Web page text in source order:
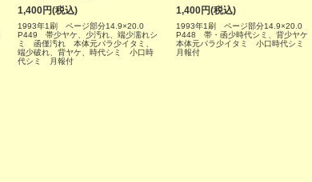
1,400円(税込)
1993年1刷 ページ部分14.9×20.0
P449 帯少ヤケ、少汚れ、端少濡れシ
ミ 函僅汚れ 本体元パラ少イタミ、
端少破れ、背ヤケ、時代シミ 小口時
代シミ 月報付
1,400円(税込)
1993年1刷 ページ部分14.9×20.0
P448 帯・函少時代シミ、背少ヤケ
本体元パラ少イタミ 小口時代シミ
月報付